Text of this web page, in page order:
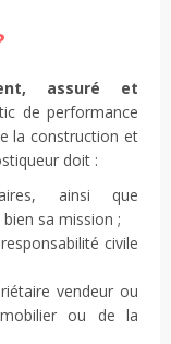
assuré et
de performance
la construction et
doit :
ainsi que
sa mission ;
civile
vendeur ou
ou de la